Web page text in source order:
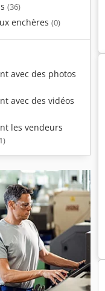
(36)
enchères (0)
avec des photos
avec des vidéos
les vendeurs